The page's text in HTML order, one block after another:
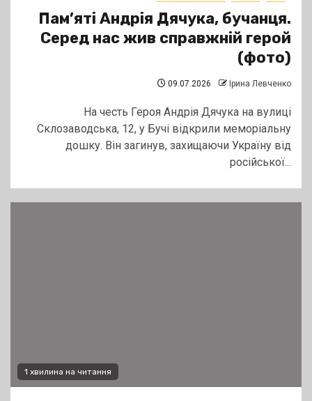
Пам’яті Андрія Дячука, бучанця.
Серед нас жив справжній герой
(фото)
09.07.2026 Ірина Левченко
На честь Героя Андрія Дячука на вулиці
Склозаводська, 12, у Бучі відкрили меморіальну
дошку. Він загинув, захищаючи Україну від
російської...
1 хвилина на читання